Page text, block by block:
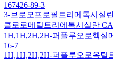
167426-89-3
3-브로모프로필트리메톡시실
클로로메틸트리에톡시실란
1H,1H,2H,2H-퍼플루오로헥실
16-7
1H,1H,2H,2H-퍼플루오로옥틸